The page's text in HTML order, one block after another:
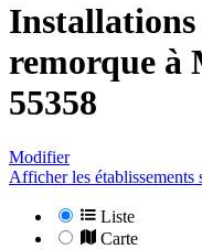
Installations
remorque à
55358
Modifier
Afficher les établissements
Liste
Carte